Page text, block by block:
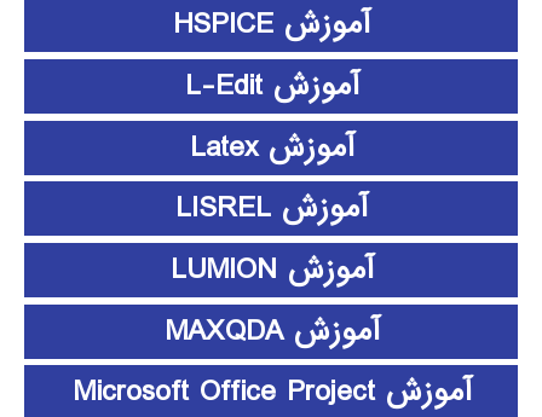
آموزش HSPICE
آموزش L-Edit
آموزش Latex
آموزش LISREL
آموزش LUMION
آموزش MAXQDA
آموزش Microsoft Office Project